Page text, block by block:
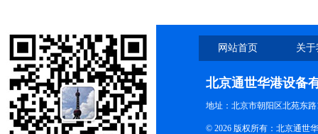
网站首页 关
北京通世华港设备
地址：北京市朝阳区北苑东路
© 2026 版权所有：北京通世